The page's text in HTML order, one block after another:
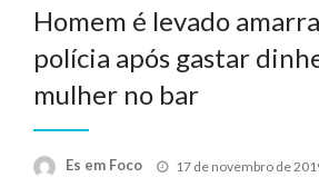
Homem é levado
polícia após gastar
mulher no bar
Es em Foco
Posted
17 de novembro de